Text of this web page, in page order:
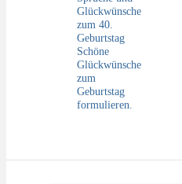
Glückwünsche
zum 40.
Geburtstag
Schöne
Glückwünsche
zum
Geburtstag
formulieren.